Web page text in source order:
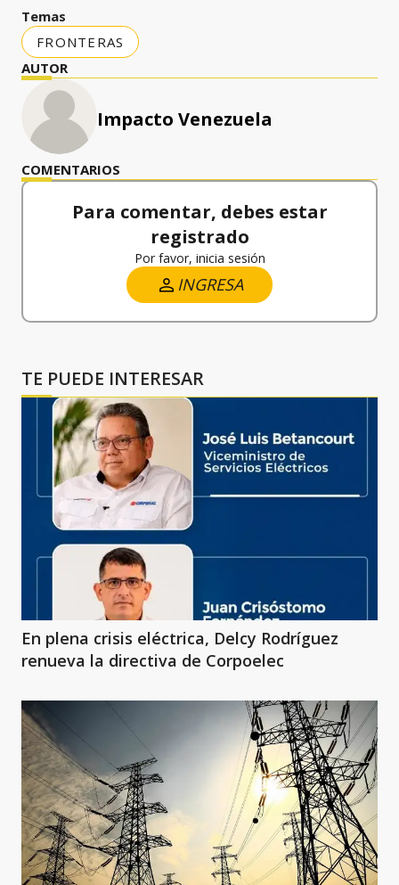
Temas
FRONTERAS
AUTOR
Impacto Venezuela
COMENTARIOS
Para comentar, debes estar
registrado
Por favor, inicia sesión
INGRESA
TE PUEDE INTERESAR
En plena crisis eléctrica, Delcy Rodríguez
renueva la directiva de Corpoelec